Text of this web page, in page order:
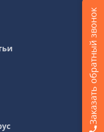
Заказать обратный звонок